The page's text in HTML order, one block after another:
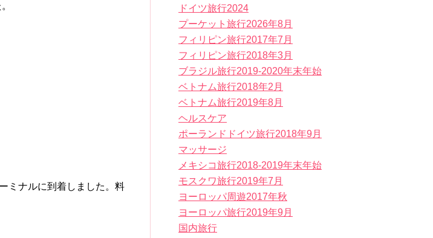
ミナルに到着しました。料
ドイツ旅行2024
プーケット旅行2026年8月
フィリピン旅行2017年7月
フィリピン旅行2018年3月
ブラジル旅行2019-2020年末年始
ベトナム旅行2018年2月
ベトナム旅行2019年8月
ヘルスケア
ポーランドドイツ旅行2018年9月
マッサージ
メキシコ旅行2018-2019年末年始
モスクワ旅行2019年7月
ヨーロッパ周遊2017年秋
ヨーロッパ旅行2019年9月
国内旅行